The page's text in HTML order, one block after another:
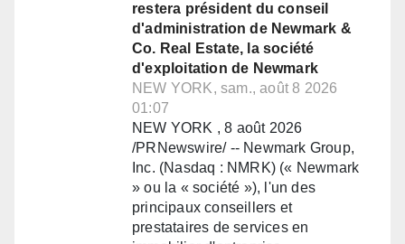
restera président du conseil
d'administration de Newmark &
Co. Real Estate, la société
d'exploitation de Newmark
NEW YORK, sam., août 8 2026
01:07
NEW YORK , 8 août 2026
/PRNewswire/ -- Newmark Group,
Inc. (Nasdaq : NMRK) (« Newmark
» ou la « société »), l'un des
principaux conseillers et
prestataires de services en